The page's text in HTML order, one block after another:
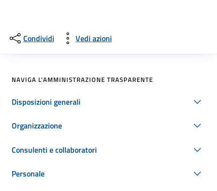
Condividi Vedi azioni
NAVIGA L'AMMINISTRAZIONE TRASPARENTE
Disposizioni generali
Organizzazione
Consulenti e collaboratori
Personale